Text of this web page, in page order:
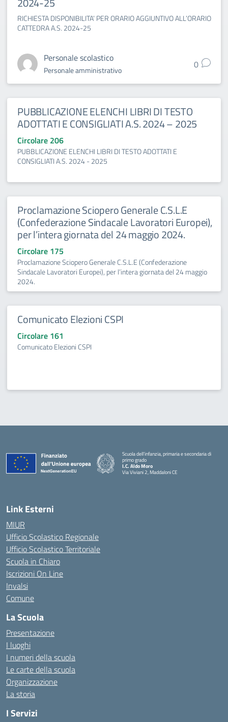
RICHIESTA DISPONIBILITA’ PER ORARIO AGGIUNTIVO ALL’ORARIO
CATTEDRA A.S. 2024-25
Personale scolastico
Personale amministrativo 0
PUBBLICAZIONE ELENCHI LIBRI DI TESTO
ADOTTATI E CONSIGLIATI A.S. 2024 – 2025
Circolare 206
PUBBLICAZIONE ELENCHI LIBRI DI TESTO ADOTTATI E
CONSIGLIATI A.S. 2024 - 2025
Proclamazione Sciopero Generale C.S.L.E
(Confederazione Sindacale Lavoratori Europei),
per l’intera giornata del 24 maggio 2024.
Circolare 175
Proclamazione Sciopero Generale C.S.L.E (Confederazione
Sindacale Lavoratori Europei), per l’intera giornata del 24 maggio
2024.
Comunicato Elezioni CSPI
Circolare 161
Comunicato Elezioni CSPI
Scuola dell’infanzia, primaria e secondaria di
primo grado
I.C. Aldo Moro
Via Viviani 2, Maddaloni CE
Link Esterni
MIUR
Ufficio Scolastico Regionale
Ufficio Scolastico Territoriale
Scuola in Chiaro
Iscrizioni On Line
Invalsi
Comune
La Scuola
Presentazione
I luoghi
I numeri della scuola
Le carte della scuola
Organizzazione
La storia
I Servizi